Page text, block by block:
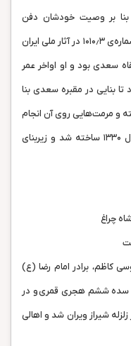
بنا بر وصیت خودشان دفن
شده‌اند. این آرامگاه در ۲۰ آبان ماه ۱۳۵۳ به شماره‌ی ۱۰۱۰٫۳ در آثار ملی ایران
سعدی بود و او اواخر عمر
تا بنایی در مقبره‌ سعدی بنا
و مرمت‌هایی روی آن انجام
شده است. سازه‌ی کنونی این آرامگاه در سال ۱۳۳۰ ساخته شد و زیربنای
کاظم، برادر امام رضا (ع)
سده‌ ششم هجری قمری و در
شیراز ویران شد و اهالی